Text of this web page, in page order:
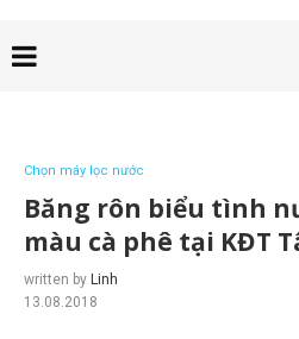
Chọn máy lọc nước
Băng rôn biểu tình
màu cà phê tại KĐT
written by Linh
13.08.2018